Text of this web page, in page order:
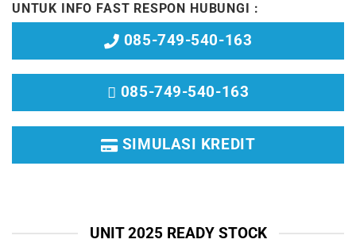
UNTUK INFO FAST RESPON HUBUNGI :
085-749-540-163
085-749-540-163
SIMULASI KREDIT
UNIT 2025 READY STOCK